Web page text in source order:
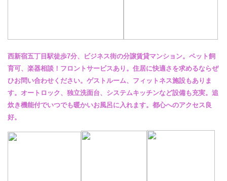
西新宿五丁目駅徒歩7分、ビジネス街の分譲賃貸マンション。ペット飼
育可、楽器相談！フロントサービスあり。住居に快適さを求めるならぜ
ひお問い合わせください。ゲストルーム、フィットネス施設もありま
す。オートロック、独立洗面台、システムキッチンなど設備も充実。追
炊き機能付でいつでも暖かいお風呂に入れます。都心へのアクセス良
好。